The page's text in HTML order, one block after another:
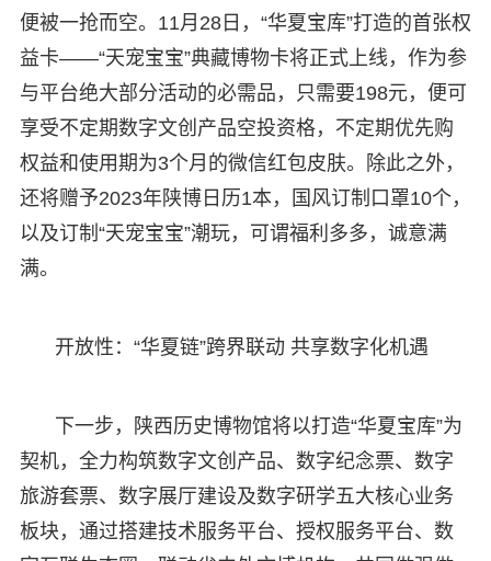
便被一抢而空。11月28日，“华夏宝库”打造的首张权
益卡——“天宠宝宝”典藏博物卡将正式上线，作为参
与平台绝大部分活动的必需品，只需要198元，便可
享受不定期数字文创产品空投资格，不定期优先购
权益和使用期为3个月的微信红包皮肤。除此之外，
还将赠予2023年陕博日历1本，国风订制口罩10个，
以及订制“天宠宝宝”潮玩，可谓福利多多，诚意满
满。
开放性：“华夏链”跨界联动 共享数字化机遇
下一步，陕西历史博物馆将以打造“华夏宝库”为
契机，全力构筑数字文创产品、数字纪念票、数字
旅游套票、数字展厅建设及数字研学五大核心业务
板块，通过搭建技术服务平台、授权服务平台、数